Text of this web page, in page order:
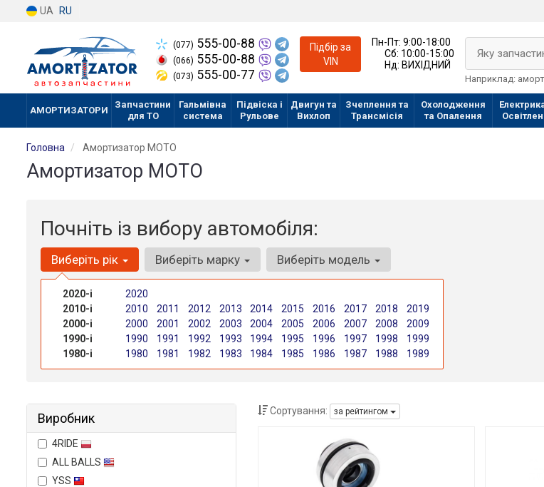
UA RU
(077) 555-00-88
(066) 555-00-88
(073) 555-00-77
Підбір за
VIN
Пн-Пт:9:00-18:00
Сб: 10:00-15:00
Нд: ВИХІДНИЙ
Яку
Наприклад:
АМОРТИЗАТОРИ
Запчастини
для ТО
Гальмівна
система
Підвіска і
Рульове
Двигун та
Вихлоп
Зчеплення та
Трансмісія
Охолодження
та Опалення
Головна Амортизатор МОТО
Амортизатор МОТО
Почніть із вибору автомобіля:
Виберіть рік
2020-і
2020
2010-і
2010 2011 2012 2013 2014 2015 2016 2017 2018
2019
2000-і
2000 2001 2002 2003 2004 2005 2006 2007 2008
2009
1990-і
1990 1991 1992 1993 1994 1995 1996 1997 1998
1999
1980-і
1980 1981 1982 1983 1984 1985 1986 1987 1988 1989
Виберіть марку Виберіть модель
Виробник
4RIDE
ALL BALLS
YSS
Сортування: за рейтингом